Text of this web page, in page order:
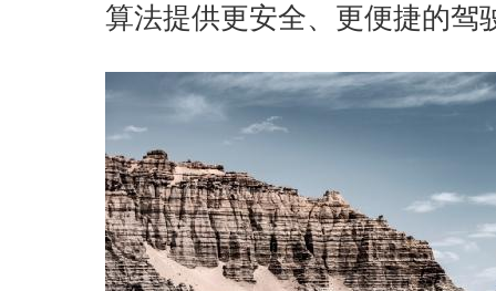
算法提供更安全、更便捷的驾